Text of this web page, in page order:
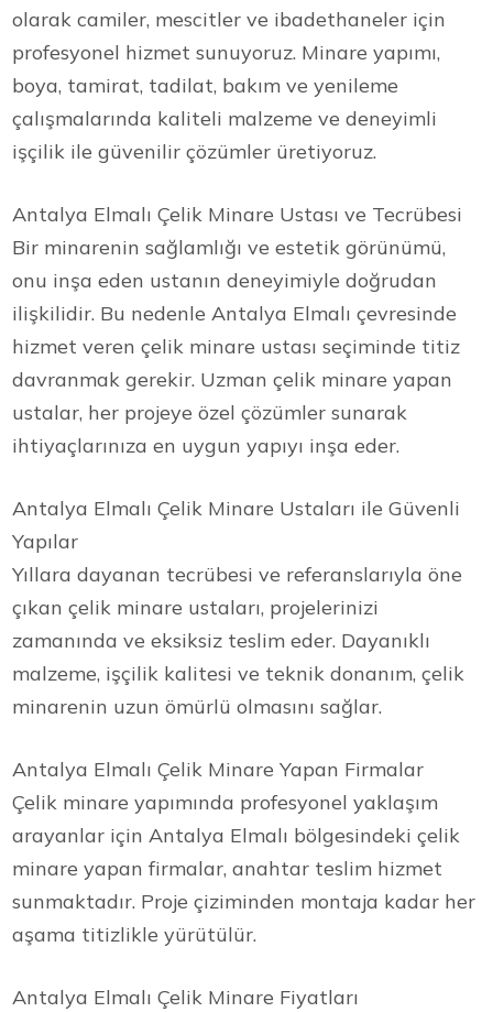
olarak camiler, mescitler ve ibadethaneler için
profesyonel hizmet sunuyoruz. Minare yapımı,
boya, tamirat, tadilat, bakım ve yenileme
çalışmalarında kaliteli malzeme ve deneyimli
işçilik ile güvenilir çözümler üretiyoruz.
Antalya Elmalı Çelik Minare Ustası ve Tecrübesi
Bir minarenin sağlamlığı ve estetik görünümü,
onu inşa eden ustanın deneyimiyle doğrudan
ilişkilidir. Bu nedenle Antalya Elmalı çevresinde
hizmet veren çelik minare ustası seçiminde titiz
davranmak gerekir. Uzman çelik minare yapan
ustalar, her projeye özel çözümler sunarak
ihtiyaçlarınıza en uygun yapıyı inşa eder.
Antalya Elmalı Çelik Minare Ustaları ile Güvenli
Yapılar
Yıllara dayanan tecrübesi ve referanslarıyla öne
çıkan çelik minare ustaları, projelerinizi
zamanında ve eksiksiz teslim eder. Dayanıklı
malzeme, işçilik kalitesi ve teknik donanım, çelik
minarenin uzun ömürlü olmasını sağlar.
Antalya Elmalı Çelik Minare Yapan Firmalar
Çelik minare yapımında profesyonel yaklaşım
arayanlar için Antalya Elmalı bölgesindeki çelik
minare yapan firmalar, anahtar teslim hizmet
sunmaktadır. Proje çiziminden montaja kadar her
aşama titizlikle yürütülür.
Antalya Elmalı Çelik Minare Fiyatları